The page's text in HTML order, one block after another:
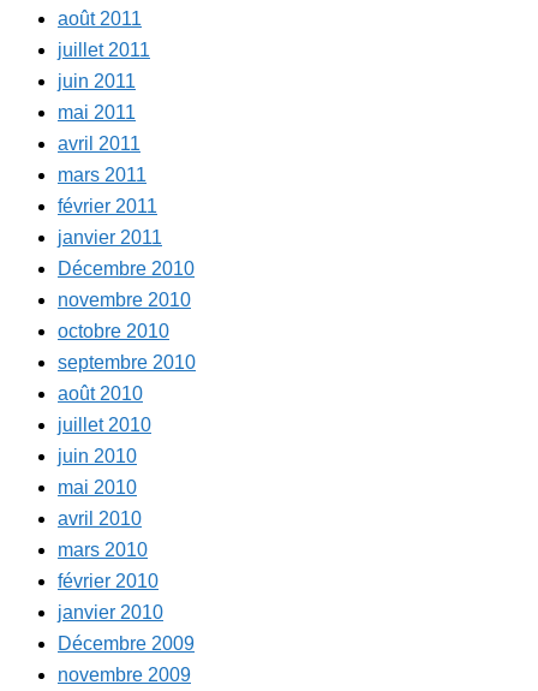
août 2011
juillet 2011
juin 2011
mai 2011
avril 2011
mars 2011
février 2011
janvier 2011
Décembre 2010
novembre 2010
octobre 2010
septembre 2010
août 2010
juillet 2010
juin 2010
mai 2010
avril 2010
mars 2010
février 2010
janvier 2010
Décembre 2009
novembre 2009